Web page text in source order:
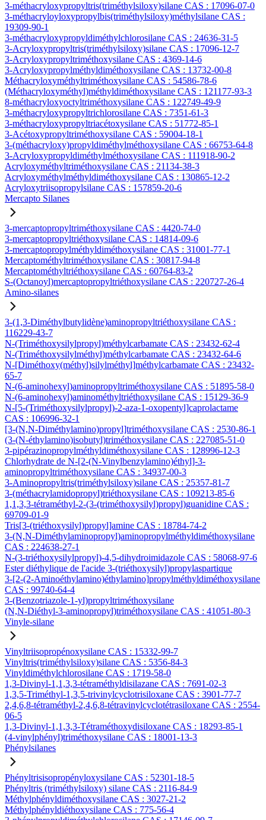
3-méthacryloxypropyltris(triméthylsiloxy)silane CAS : 17096-07-0
3-méthacryloyloxypropylbis(triméthylsiloxy)méthylsilane CAS :
19309-90-1
3-méthacryloxypropyldiméthylchlorosilane CAS : 24636-31-5
3-Acryloxypropyltris(triméthylsiloxy)silane CAS : 17096-12-7
3-Acryloxypropyltriméthoxysilane CAS : 4369-14-6
3-Acryloxypropylméthyldiméthoxysilane CAS : 13732-00-8
Méthacryloxyméthyltriméthoxysilane CAS : 54586-78-6
(Méthacryloxyméthyl)méthyldiméthoxysilane CAS : 121177-93-3
8-méthacryloxyoctyltriméthoxysilane CAS : 122749-49-9
3-méthacryloxypropyltrichlorosilane CAS : 7351-61-3
3-méthacryloxypropyltriacétoxysilane CAS : 51772-85-1
3-Acétoxypropyltriméthoxysilane CAS : 59004-18-1
3-(méthacryloxy)propyldiméthylméthoxysilane CAS : 66753-64-8
3-Acryloxypropyldiméthylméthoxysilane CAS : 111918-90-2
Acryloxyméthyltriméthoxysilane CAS : 21134-38-3
Acryloxyméthylméthyldiméthoxysilane CAS : 130865-12-2
Acryloxytriisopropylsilane CAS : 157859-20-6
Mercapto Silanes
3-mercaptopropyltriméthoxysilane CAS : 4420-74-0
3-mercaptopropyltriéthoxysilane CAS : 14814-09-6
3-mercaptopropylméthyldiméthoxysilane CAS : 31001-77-1
Mercaptométhyltriméthoxysilane CAS : 30817-94-8
Mercaptométhyltriéthoxysilane CAS : 60764-83-2
S-(Octanoyl)mercaptopropyltriéthoxysilane CAS : 220727-26-4
Amino-silanes
3-(1,3-Diméthylbutylidène)aminopropyltriéthoxysilane CAS :
116229-43-7
N-(Triméthoxysilylpropyl)méthylcarbamate CAS : 23432-62-4
N-(Triméthoxysilylméthyl)méthylcarbamate CAS : 23432-64-6
N-[Diméthoxy(méthyl)silylméthyl]méthylcarbamate CAS : 23432-
65-7
N-(6-aminohexyl)aminopropyltriméthoxysilane CAS : 51895-58-0
N-(6-aminohexyl)aminométhyltriéthoxysilane CAS : 15129-36-9
N-[5-(Triméthoxysilylpropyl)-2-aza-1-oxopentyl]caprolactame
CAS : 106996-32-1
[3-(N,N-Diméthylamino)propyl]triméthoxysilane CAS : 2530-86-1
(3-(N-éthylamino)isobutyl)triméthoxysilane CAS : 227085-51-0
3-pipérazinopropylméthyldiméthoxysilane CAS : 128996-12-3
Chlorhydrate de N-[2-(N-Vinylbenzylamino)éthyl]-3-
aminopropyltriméthoxysilane CAS : 34937-00-3
3-Aminopropyltris(triméthylsiloxy)silane CAS : 25357-81-7
3-(méthacrylamidopropyl)triéthoxysilane CAS : 109213-85-6
1,1,3,3-tétraméthyl-2-(3-(triméthoxysilyl)propyl)guanidine CAS :
69709-01-9
Tris[3-(triéthoxysilyl)propyl]amine CAS : 18784-74-2
3-(N,N-Diméthylaminopropyl)aminopropylméthyldiméthoxysilane
CAS : 224638-27-1
N-(3-triéthoxysilylpropyl)-4,5-dihydroimidazole CAS : 58068-97-6
Ester diéthylique de l'acide 3-(triéthoxysilyl)propylaspartique
3-[2-(2-Aminoéthylamino)éthylamino]propylméthyldiméthoxysilane
CAS : 99740-64-4
3-(Benzotriazole-1-yl)propyltriméthoxysilane
(N,N-Diéthyl-3-aminopropyl)triméthoxysilane CAS : 41051-80-3
Vinyle-silane
Vinyltriisopropénoxysilane CAS : 15332-99-7
Vinyltris(triméthylsiloxy)silane CAS : 5356-84-3
Vinyldiméthylchlorosilane CAS : 1719-58-0
1,3-Divinyl-1,1,3,3-tétraméthyldisilazane CAS : 7691-02-3
1,3,5-Triméthyl-1,3,5-trivinylcyclotrisiloxane CAS : 3901-77-7
2,4,6,8-tétraméthyl-2,4,6,8-tétravinylcyclotétrasiloxane CAS : 2554-
06-5
1,3-Divinyl-1,1,3,3-Tétraméthoxydisiloxane CAS : 18293-85-1
(4-vinylphényl)triméthoxysilane CAS : 18001-13-3
Phénylsilanes
Phényltrisisopropényloxysilane CAS : 52301-18-5
Phényltris (triméthylsiloxy) silane CAS : 2116-84-9
Méthylphényldiméthoxysilane CAS : 3027-21-2
Méthylphényldiéthoxysilane CAS : 775-56-4